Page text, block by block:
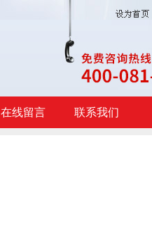
在线留言 联系我们